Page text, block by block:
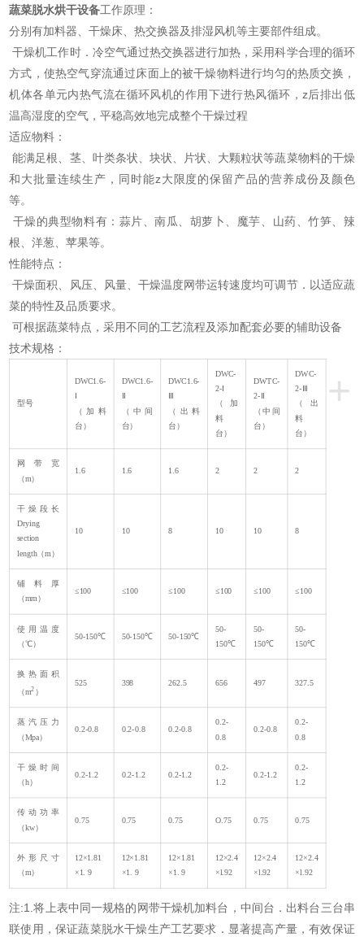
蔬菜脱水烘干设备工作原理：
分别有加料器、干燥床、热交换器及排湿风机等主要部件组成。
干燥机工作时．冷空气通过热交换器进行加热，采用科学合理的循环
方式，使热空气穿流通过床面上的被干燥物料进行均匀的热质交换，
机体各单元内热气流在循环风机的作用下进行热风循环，z后排出低
温高湿度的空气，平稳高效地完成整个干燥过程
适应物料：
能满足根、茎、叶类条状、块状、片状、大颗粒状等蔬菜物料的干燥
和大批量连续生产，同时能z大限度的保留产品的营养成份及颜色
等。
干燥的典型物料有：蒜片、南瓜、胡萝卜、魔芋、山药、竹笋、辣
根、洋葱、苹果等。
性能特点：
干燥面积、风压、风量、干燥温度网带运转速度均可调节．以适应蔬
菜的特性及品质要求。
可根据蔬菜特点，采用不同的工艺流程及添加配套必要的辅助设备
技术规格：
+
型号
DWC1.6-
（加料
台）
DWC1.6-
（中间
台）
DWC1.6-
（出料
台）
DWC-
2-Ⅰ
（加
料
台）
DWTC-
2-Ⅱ
（中间
台）
DWC-
2-Ⅲ
（出
料
台）
网带宽
（m）
1.6 1.6 1.6 2 2 2
干燥段长
Drying
section
length（m）
10 10 8 10 10 8
铺料厚
（mm）
≤100 ≤100 ≤100 ≤100 ≤100 ≤100
使用温度
（℃）
50-150℃ 50-150℃ 50-150℃
50-
150℃
50-
150℃
50-
150℃
换热面积
（m2 ）
525 398 262.5 656 497 327.5
蒸汽压力
（Mpa）
0.2-0.8 0.2-0.8 0.2-0.8
0.2-
0.8
0.2-0.8
0.2-
0.8
干燥时间
（h）
0.2-1.2 0.2-1.2 0.2-1.2
0.2-
1.2
0.2-1.2
0.2-
1.2
传动功率
（kw）
0.75 0.75 0.75 O.75 0.75 0.75
外形尺寸
（m）
12×1.81
×1. 9
12×1.81
×1. 9
12×1.81
×1. 9
12×2.4
×l.92
12×2.4
×l.92
12×2.4
×l.92
注:1.将上表中同一规格的网带干燥机加料台，中间台．出料台三台串
联使用，保证蔬菜脱水干燥生产工艺要求．显著提高产量，有效保证